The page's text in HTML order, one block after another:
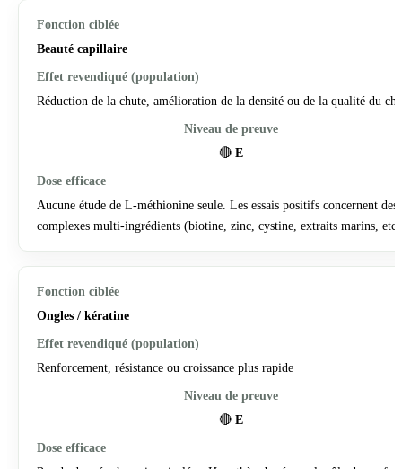
Beauté capillaire
Réduction de la chute, amélioration de la densité ou de la qualité du
🔴 E
Aucune étude de L-méthionine seule. Les essais positifs concernent des
complexes multi-ingrédients (biotine, zinc, cystine, extraits marins,
Ongles / kératine
Renforcement, résistance ou croissance plus rapide
🔴 E